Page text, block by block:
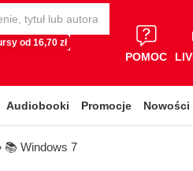
od 16,70 zł
POMOC
Audiobooki Promocje Nowości
📚 Windows 7